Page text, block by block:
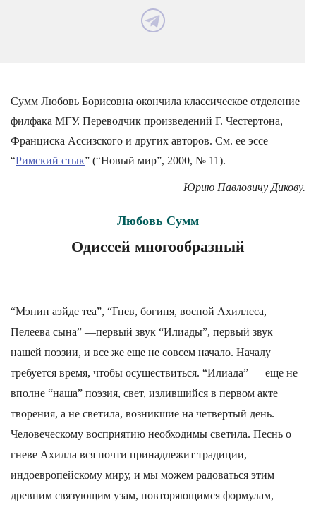
Сумм Любовь Борисовна окончила классическое отделение
филфака МГУ. Переводчик произведений Г. Честертона,
Франциска Асcизского и других авторов. См. ее эссе
“Римский стык” (“Новый мир”, 2000, № 11).
Юрию Павловичу Дикову.
Любовь Сумм
Одиссей многообразный
“Мэнин аэйде теа”, “Гнев, богиня, воспой Ахиллеса,
Пелеева сына” —первый звук “Илиады”, первый звук
нашей поэзии, и все же еще не совсем начало. Началу
требуется время, чтобы осуществиться. “Илиада” — еще не
вполне “наша” поэзия, свет, излившийся в первом акте
творения, а не светила, возникшие на четвертый день.
Человеческому восприятию необходимы светила. Песнь о
гневе Ахилла вся почти принадлежит традиции,
индоевропейскому миру, и мы можем радоваться этим
древним связующим узам, повторяющимся формулам,